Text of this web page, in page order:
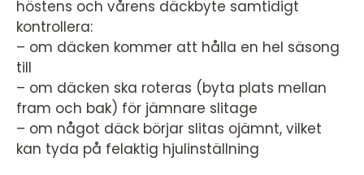
höstens och vårens däckbyte samtidigt
kontrollera:
– om däcken kommer att hålla en hel säsong
till
– om däcken ska roteras (byta plats mellan
fram och bak) för jämnare slitage
– om något däck börjar slitas ojämnt, vilket
kan tyda på felaktig hjulinställning